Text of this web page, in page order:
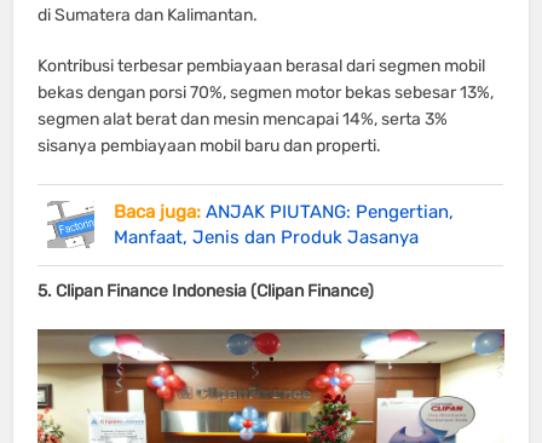
di Sumatera dan Kalimantan.
Kontribusi terbesar pembiayaan berasal dari segmen mobil
bekas dengan porsi 70%, segmen motor bekas sebesar 13%,
segmen alat berat dan mesin mencapai 14%, serta 3%
sisanya pembiayaan mobil baru dan properti.
Baca juga: ANJAK PIUTANG: Pengertian,
Manfaat, Jenis dan Produk Jasanya
5. Clipan Finance Indonesia (Clipan Finance)